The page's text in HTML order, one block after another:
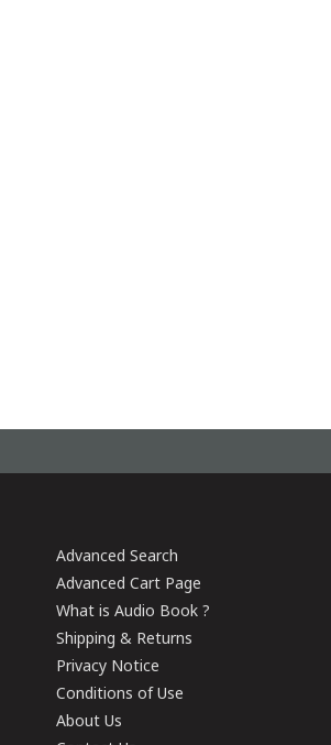
Advanced Search
Advanced Cart Page
What is Audio Book ?
Shipping & Returns
Privacy Notice
Conditions of Use
About Us